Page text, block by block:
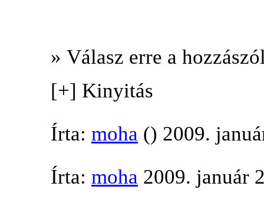
» Válasz erre a
[+] Kinyitás
Írta: moha () 2009.
Írta: moha 2009. január